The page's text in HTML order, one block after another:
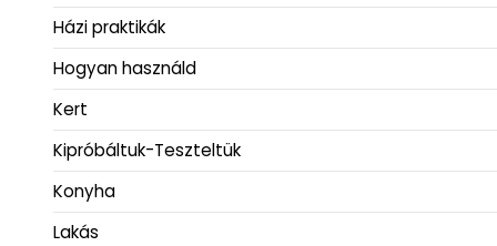
Házi praktikák
Hogyan használd
Kert
Kipróbáltuk-Teszteltük
Konyha
Lakás